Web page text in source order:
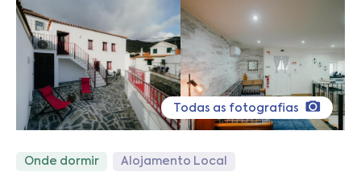
Todas as fotografias
Onde dormir Alojamento Local